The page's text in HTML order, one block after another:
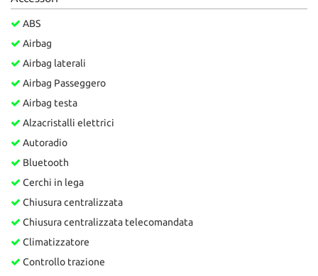
ABS
Airbag
Airbag laterali
Airbag Passeggero
Airbag testa
Alzacristalli elettrici
Autoradio
Bluetooth
Cerchi in lega
Chiusura centralizzata
Chiusura centralizzata telecomandata
Climatizzatore
Controllo trazione